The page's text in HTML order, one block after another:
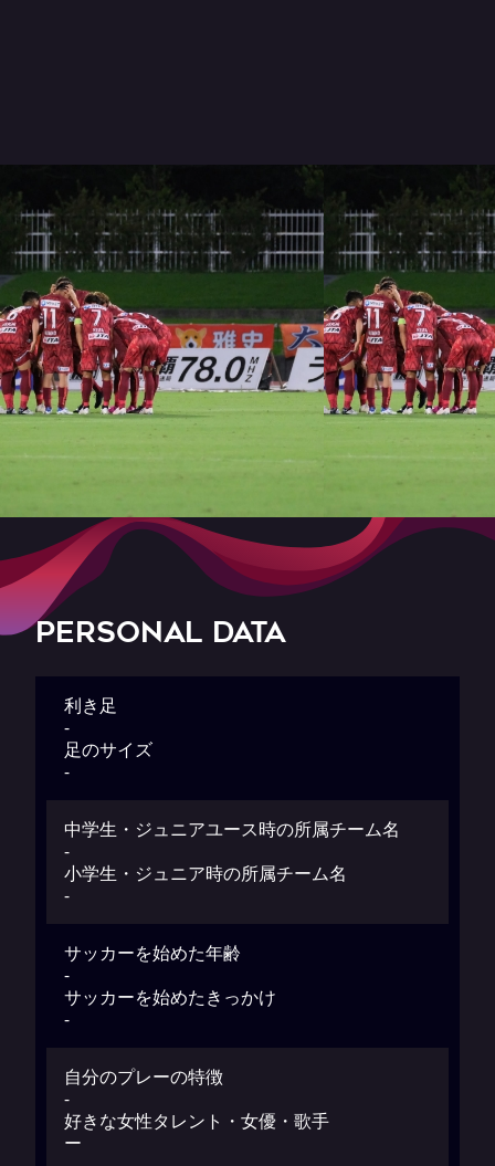
PERSONAL DATA
利き足
-
足のサイズ
-
中学生・ジュニアユース時の所属チーム名
-
小学生・ジュニア時の所属チーム名
-
サッカーを始めた年齢
-
サッカーを始めたきっかけ
-
自分のプレーの特徴
-
好きな女性タレント・女優・歌手
ー